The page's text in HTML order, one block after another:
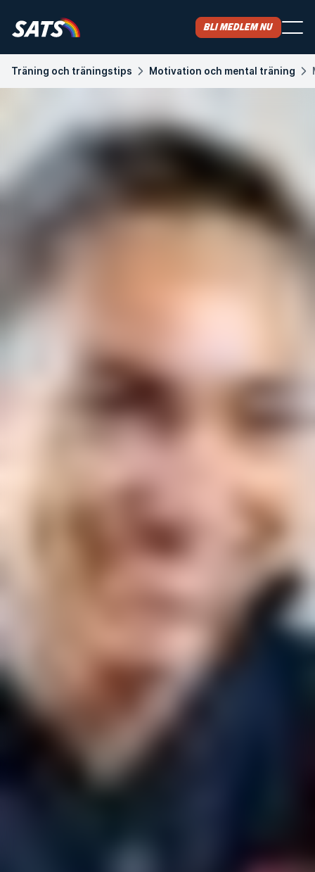
Bli medlem nu
Träning och träningstips Motivation och mental träning